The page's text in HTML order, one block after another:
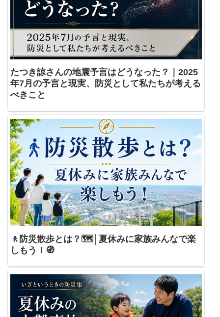
たつき諒さんの地震予言はどうなった？｜2025
年7月の予言と現実、防災として私たちが考える
べきこと
🚶防災散歩とは？🗺️│夏休みに家族みんなで楽
しもう！🧭